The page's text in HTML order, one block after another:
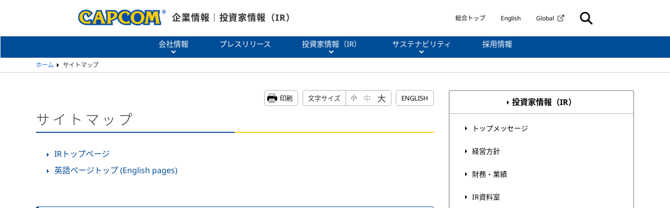
企業情報｜投資家情報（IR） 総合トップ English Global
会社情報 プレスリリース 投資家情報（IR） サステナビリティ 採用情報
ホーム サイトマップ
印刷 文字サイズ 小 中 大 ENGLISH
サイトマップ
IRトップページ
英語ページトップ (English pages)
投資家情報（IR）
トップメッセージ
経営方針
財務・業績
IR資料室